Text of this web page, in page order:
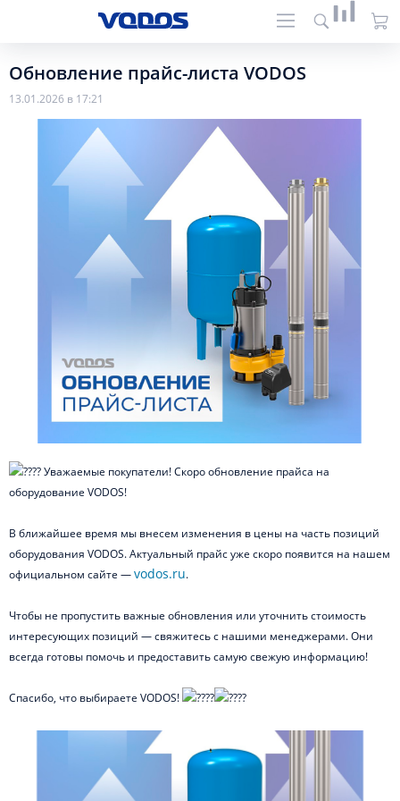
Обновление прайс-листа VODOS
13.01.2026 в 17:21
Уважаемые покупатели! Скоро обновление прайса на
оборудование VODOS!
В ближайшее время мы внесем изменения в цены на часть позиций
оборудования VODOS. Актуальный прайс уже скоро появится на нашем
официальном сайте —vodos.ru.
Чтобы не пропустить важные обновления или уточнить стоимость
интересующих позиций — свяжитесь с нашими менеджерами. Они
всегда готовы помочь и предоставить самую свежую информацию!
Спасибо, что выбираете VODOS!